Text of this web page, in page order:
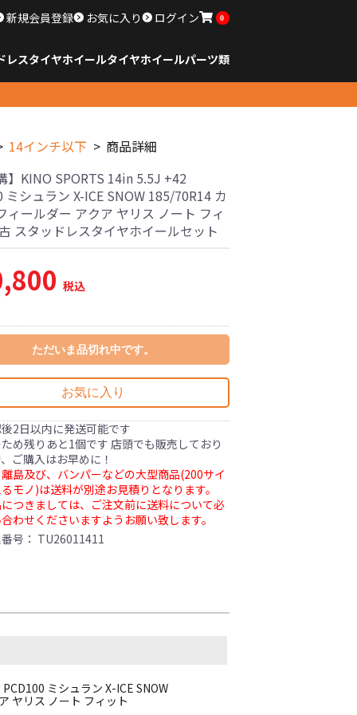
新規会員登録 お気に入り ログイン 0
レスタイヤホイールタイヤホイールパーツ類
14インチ以下 商品詳細
】KINO SPORTS 14in 5.5J +42
ミシュラン X-ICE SNOW 185/70R14 カ
ィールダー アクア ヤリス ノート フィ
スタッドレスタイヤホイールセット
税込
ただいま品切れ中です。
お気に入り
2日以内に発送可能です
め残りあと1個です 店頭でも販売しており
ご購入はお早めに！
島及び、バンパーなどの大型商品(200サイ
モノ)は送料が別途お見積りとなります。
つきましては、ご注文前に送料について必
わせくださいますようお願い致します。
号： TU26011411
ミシュラン X-ICE SNOW
ヤリス ノート フィット